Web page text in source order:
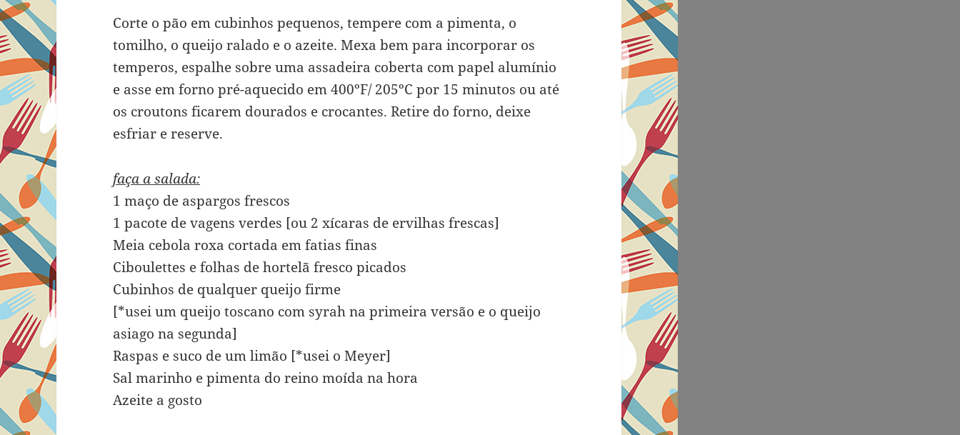
Corte o pão em cubinhos pequenos, tempere com a pimenta, o
tomilho, o queijo ralado e o azeite. Mexa bem para incorporar os
temperos, espalhe sobre uma assadeira coberta com papel alumínio
e asse em forno pré-aquecido em 400ºF/ 205ºC por 15 minutos ou até
os croutons ficarem dourados e crocantes. Retire do forno, deixe
esfriar e reserve.
faça a salada:
1 maço de aspargos frescos
1 pacote de vagens verdes [ou 2 xícaras de ervilhas frescas]
Meia cebola roxa cortada em fatias finas
Ciboulettes e folhas de hortelã fresco picados
Cubinhos de qualquer queijo firme
[*usei um queijo toscano com syrah na primeira versão e o queijo
asiago na segunda]
Raspas e suco de um limão [*usei o Meyer]
Sal marinho e pimenta do reino moída na hora
Azeite a gosto